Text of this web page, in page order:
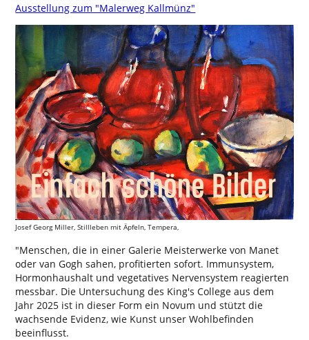
Ausstellung zum "Malerweg Kallmünz"
Josef Georg Miller, Stillleben mit Äpfeln, Tempera,
"Menschen, die in einer Galerie Meisterwerke von Manet
oder van Gogh sahen, profitierten sofort. Immunsystem,
Hormonhaushalt und vegetatives Nervensystem reagierten
messbar. Die Untersuchung des King's College aus dem
Jahr 2025 ist in dieser Form ein Novum und stützt die
wachsende Evidenz, wie Kunst unser Wohlbefinden
beeinflusst.